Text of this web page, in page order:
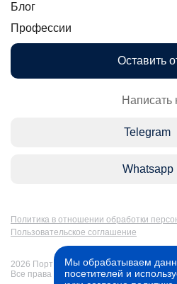
Блог
Профессии
Оставить
Написать
Telegram
Whatsapp
Политика в отношении обработки
Пользовательское соглашение
2026 Портал Бакалавр-Магистр:
Все права защищены
Мы обрабатываем
посетителей и